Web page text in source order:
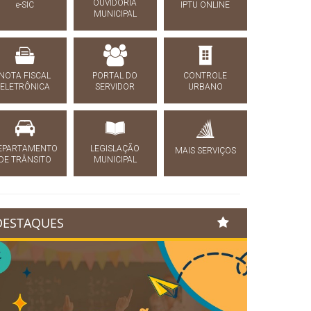
e-SIC
OUVIDORIA
MUNICIPAL
IPTU ONLINE
FISCAL
ELETRÔNICA
PORTAL DO
SERVIDOR
CONTROLE
URBANO
TRÂNSITO
LEGISLAÇÃO
MUNICIPAL
MAIS SERVIÇOS